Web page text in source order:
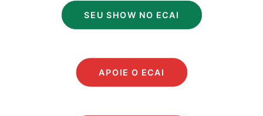
SEU SHOW NO ECAI
APOIE O ECAI